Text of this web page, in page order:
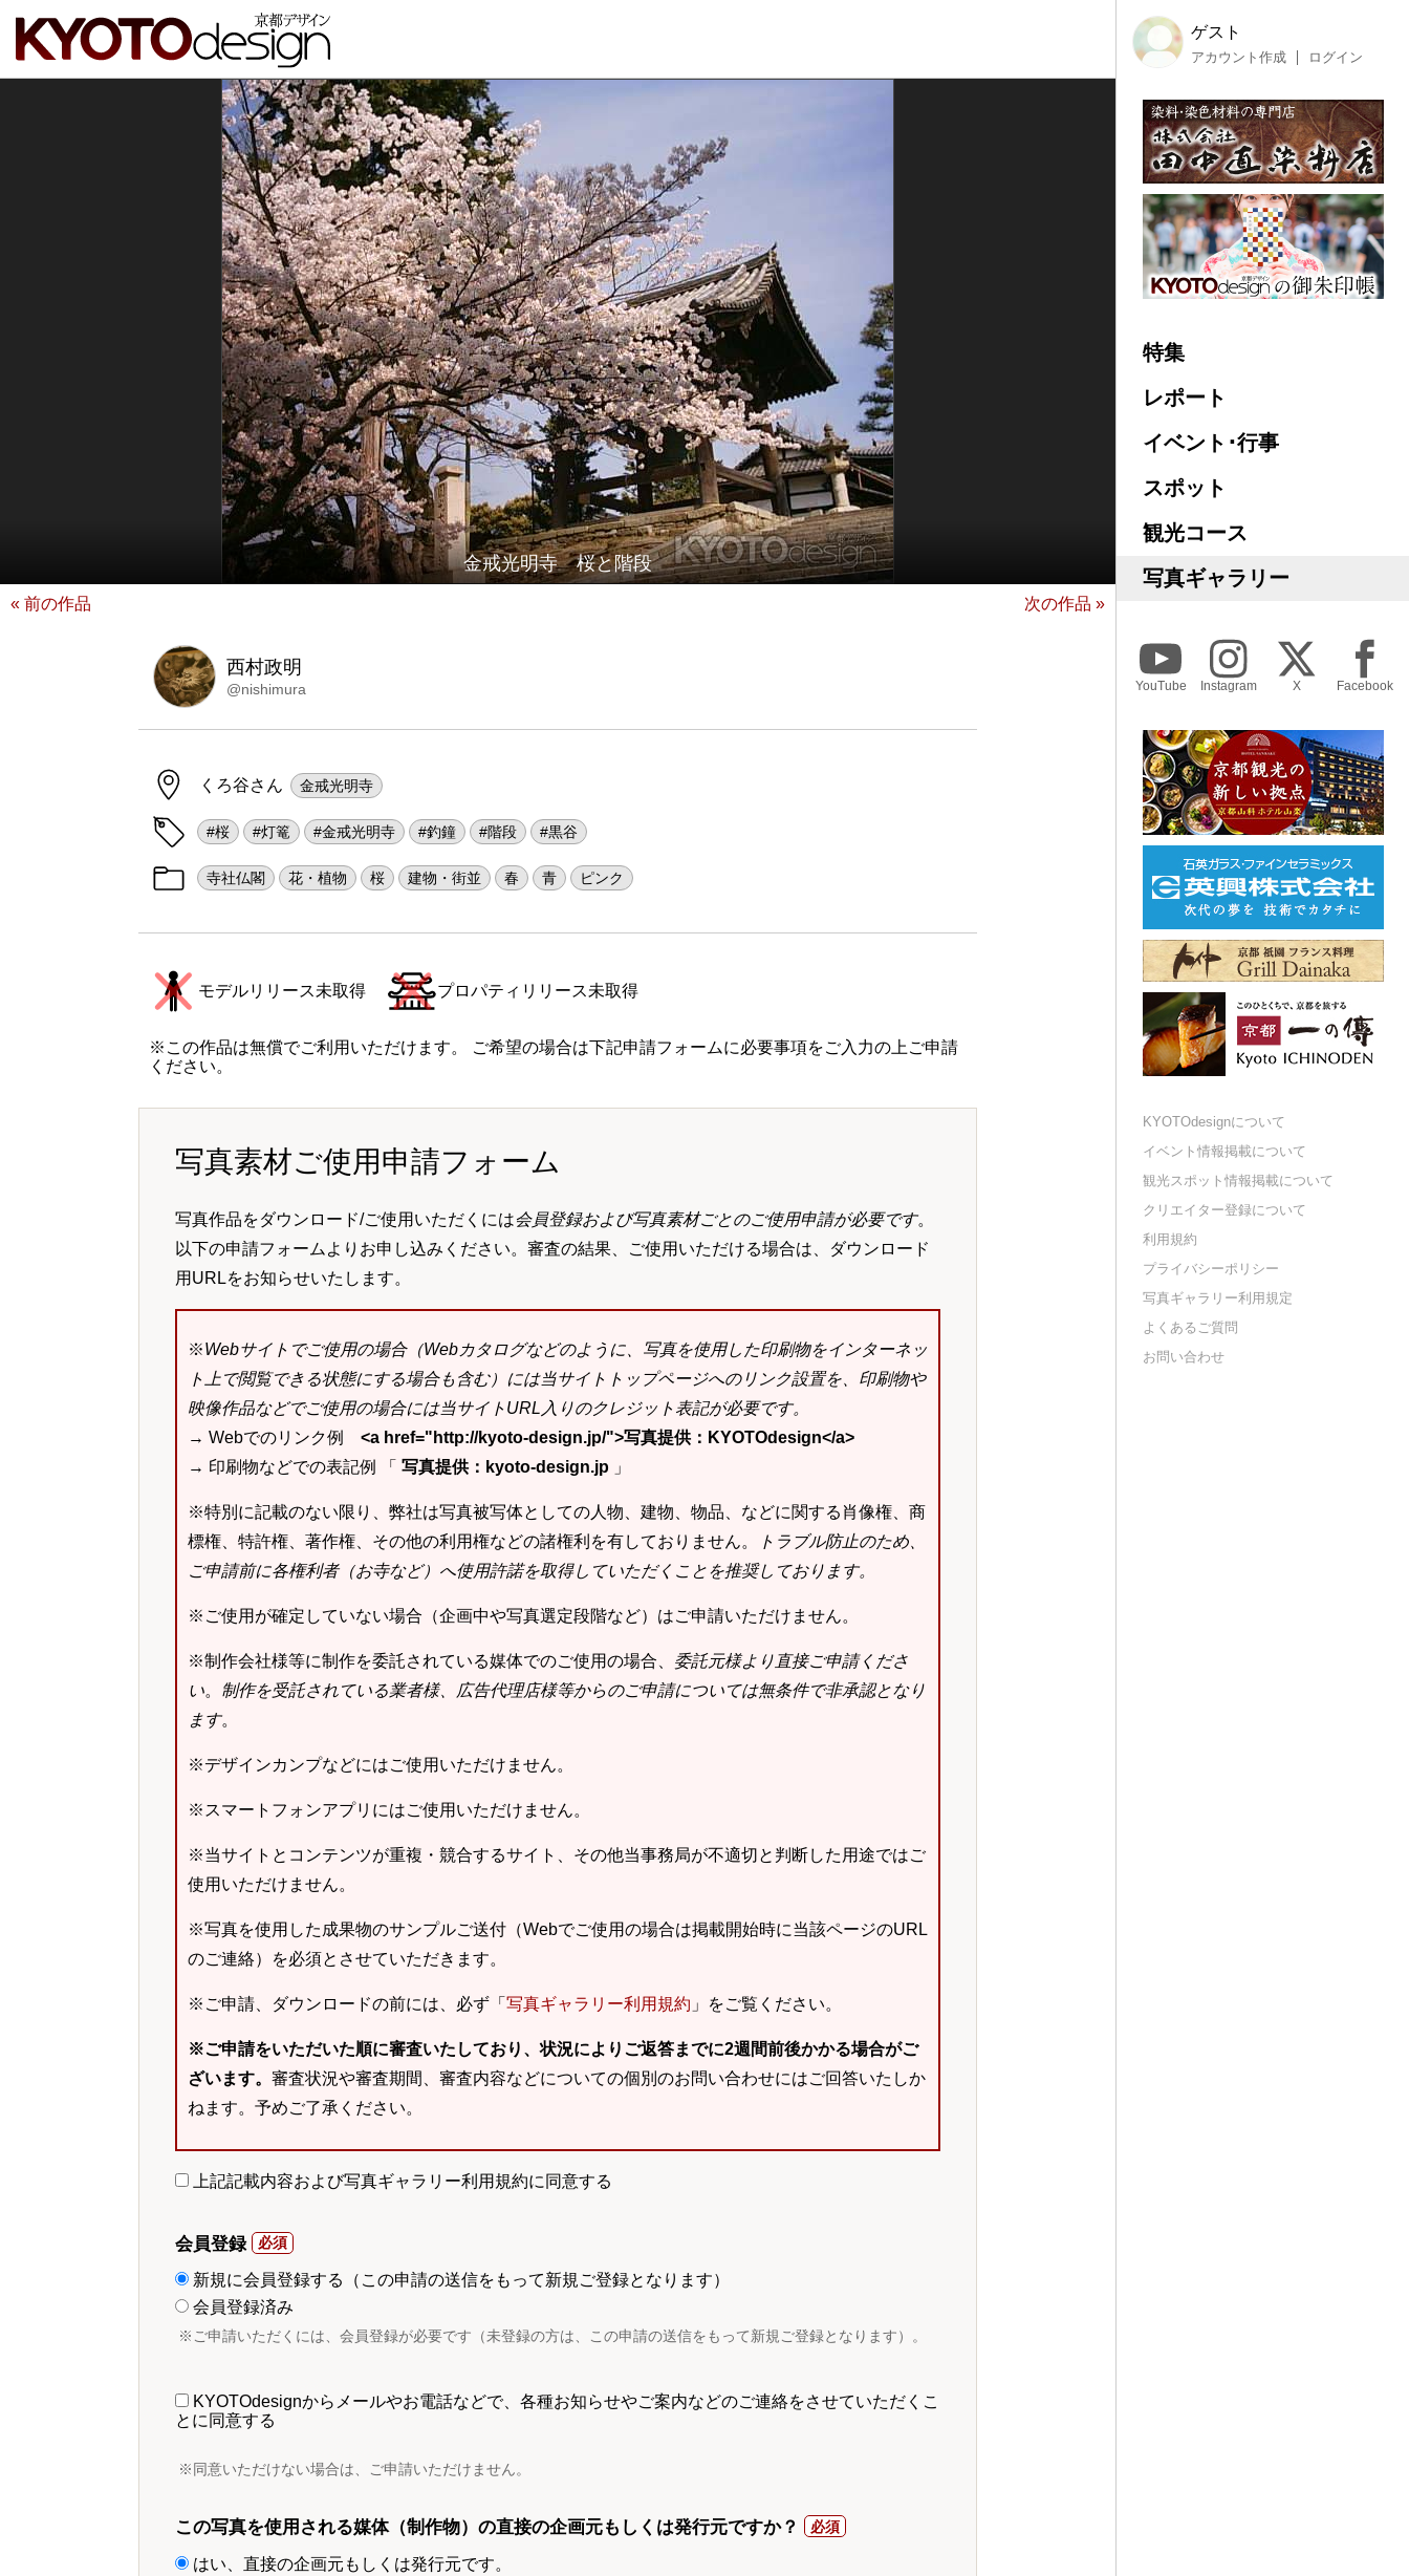
金戒光明寺 桜と階段
« 前の作品 次の作品 »
西村政明
@nishimura
くろ谷さん 金戒光明寺
#桜 #灯篭 #金戒光明寺 #釣鐘 #階段 #黒谷
寺社仏閣 花・植物 桜 建物・街並 春 青 ピンク
モデルリリース未取得 プロパティリリース未取得
※この作品は無償でご利用いただけます。 ご希望の場合は下記申請フォームに必要事項をご入力の上ご申請
ください。
写真素材ご使用申請フォーム
写真作品をダウンロード/ご使用いただくには会員登録および写真素材ごとのご使用申請が必要です。
以下の申請フォームよりお申し込みください。審査の結果、ご使用いただける場合は、ダウンロード
用URLをお知らせいたします。
※Webサイトでご使用の場合（Webカタログなどのように、写真を使用した印刷物をインターネッ
ト上で閲覧できる状態にする場合も含む）には当サイトトップページへのリンク設置を、印刷物や
映像作品などでご使用の場合には当サイトURL入りのクレジット表記が必要です。
→ Webでのリンク例 <a href="http://kyoto-design.jp/">写真提供：KYOTOdesign</a>
→ 印刷物などでの表記例 「 写真提供：kyoto-design.jp 」
※特別に記載のない限り、弊社は写真被写体としての人物、建物、物品、などに関する肖像権、商
標権、特許権、著作権、その他の利用権などの諸権利を有しておりません。
トラブル防止のため、
ご申請前に各権利者（お寺など）へ使用許諾を取得していただくことを推奨しております。
※ご使用が確定していない場合（企画中や写真選定段階など）はご申請いただけません。
※制作会社様等に制作を委託されている媒体でのご使用の場合、 委託元様より直接ご申請くださ
い。 制作を受託されている業者様、広告代理店様等からのご申請については無条件で非承認となり
ます。
※デザインカンプなどにはご使用いただけません。
※スマートフォンアプリにはご使用いただけません。
※当サイトとコンテンツが重複・競合するサイト、その他当事務局が不適切と判断した用途ではご
使用いただけません。
※写真を使用した成果物のサンプルご送付（Webでご使用の場合は掲載開始時に当該ページのURL
のご連絡）を必須とさせていただきます。
※ご申請、ダウンロードの前には、必ず「 写真ギャラリー利用規約 」をご覧ください。
※ご申請をいただいた順に審査いたしており、状況によりご返答までに2週間前後かかる場合がご
ざいます。 審査状況や審査期間、審査内容などについての個別のお問い合わせにはご回答いたしか
ねます。予めご了承ください。
上記記載内容および写真ギャラリー利用規約に同意する
会員登録
新規に会員登録する（この申請の送信をもって新規ご登録となります）
会員登録済み
※ご申請いただくには、会員登録が必要です（未登録の方は、この申請の送信をもって新規ご登録となります）。
KYOTOdesignからメールやお電話などで、各種お知らせやご案内などのご連絡をさせていただくこ
とに同意する
※同意いただけない場合は、ご申請いただけません。
この写真を使用される媒体（制作物）の直接の企画元もしくは発行元ですか？
はい、直接の企画元もしくは発行元です。
ゲスト
アカウント作成 ログイン
特集
レポート
イベント･行事
スポット
観光コース
写真ギャラリー
YouTube Instagram X Facebook
KYOTOdesignについて
イベント情報掲載について
観光スポット情報掲載について
クリエイター登録について
利用規約
プライバシーポリシー
写真ギャラリー利用規定
よくあるご質問
お問い合わせ